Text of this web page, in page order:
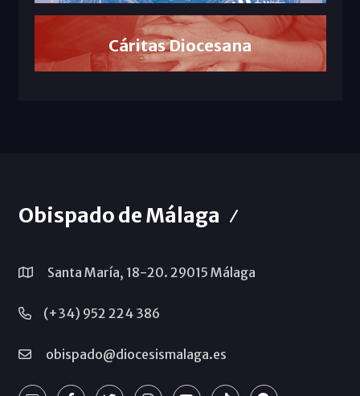
Cáritas Diocesana
Obispado de Málaga
Santa María, 18-20. 29015 Málaga
(+34) 952 224 386
obispado@diocesismalaga.es